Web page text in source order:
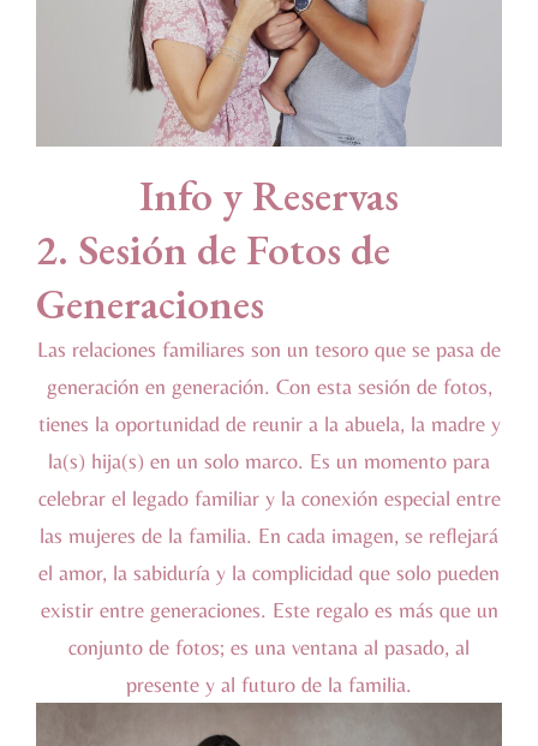
Info y Reservas
2. Sesión de Fotos de
Generaciones
Las relaciones familiares son un tesoro que se pasa de
generación en generación. Con esta sesión de fotos,
tienes la oportunidad de reunir a la abuela, la madre y
la(s) hija(s) en un solo marco. Es un momento para
celebrar el legado familiar y la conexión especial entre
las mujeres de la familia. En cada imagen, se reflejará
el amor, la sabiduría y la complicidad que solo pueden
existir entre generaciones. Este regalo es más que un
conjunto de fotos; es una ventana al pasado, al
presente y al futuro de la familia.